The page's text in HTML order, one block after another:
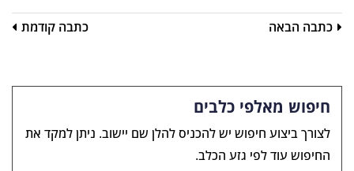
כתבה הבאה כתבה קודמת
חיפוש מאלפי כלבים
לצורך ביצוע חיפוש יש להכניס להלן שם יישוב. ניתן למקד את
החיפוש עוד לפי גזע הכלב.